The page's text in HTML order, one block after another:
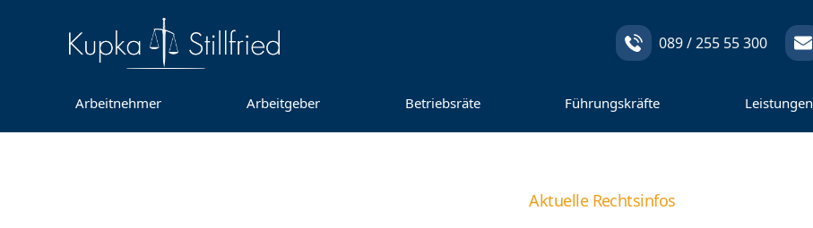
089 / 255 55 300
Arbeitnehmer Arbeitgeber Betriebsräte Führungskräfte Leistungen
Aktuelle Rechtsinfos